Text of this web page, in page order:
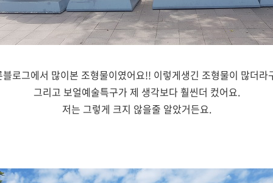
로그에서 많이본 조형물이였어요!! 이렇게생긴 조형물이 많더라
그리고 보얼예술특구가 제 생각보다 훨씬더 컸어요.
저는 그렇게 크지 않을줄 알았거든요.